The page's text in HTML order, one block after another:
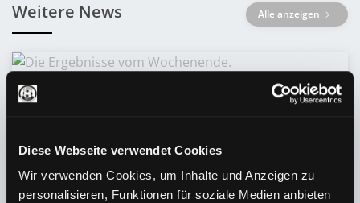
Diese Webseite verwendet Cookies
Wir verwenden Cookies, um Inhalte und Anzeigen zu
personalisieren, Funktionen für soziale Medien anbieten
Weitere News Alle anzeigen